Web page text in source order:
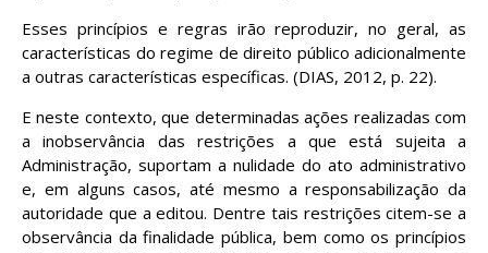
Esses princípios e regras irão reproduzir, no geral, as
características do regime de direito público adicionalmente
a outras características específicas. (DIAS, 2012, p. 22).
E neste contexto, que determinadas ações realizadas com
a inobservância das restrições a que está sujeita a
Administração, suportam a nulidade do ato administrativo
e, em alguns casos, até mesmo a responsabilização da
autoridade que a editou. Dentre tais restrições citem-se a
observância da finalidade pública, bem como os princípios